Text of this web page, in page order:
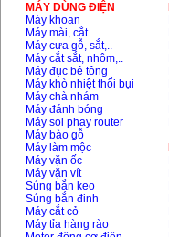
MÁY DÙNG ĐIỆN
Máy khoan
Máy mài, cắt
Máy cưa gỗ, sắt,..
Máy cắt sắt, nhôm,..
Máy đục bê tông
Máy khò nhiệt thổi bụi
Máy chà nhám
Máy đánh bóng
Máy soi phay router
Máy bào gỗ
Máy làm mộc
Máy vặn ốc
Máy vặn vít
Súng bắn keo
Súng bắn đinh
Máy cắt cỏ
Máy tỉa hàng rào